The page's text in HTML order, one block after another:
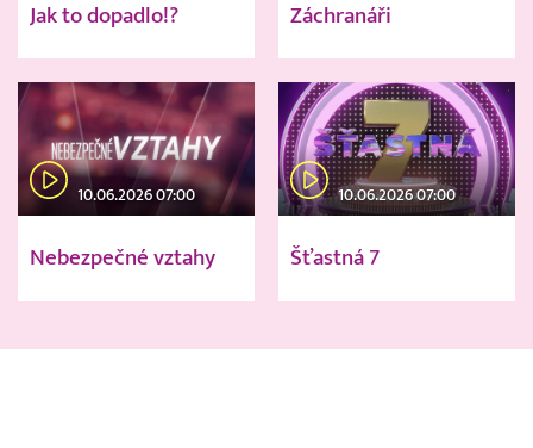
Jak to dopadlo!? Záchranáři
10.06.2026 07:00
Nebezpečné vztahy
10.06.2026 07:00
Šťastná 7